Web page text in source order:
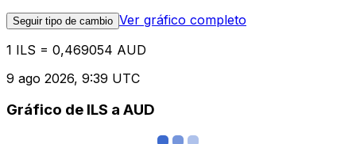
Seguir tipo de cambio Ver gráfico completo
1 ILS = 0,469054 AUD
9 ago 2026, 9:39 UTC
Gráfico de ILS a AUD